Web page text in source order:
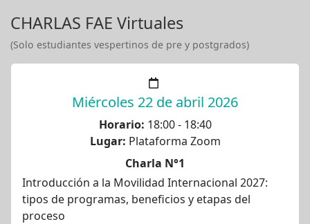
CHARLAS FAE Virtuales
(Solo estudiantes vespertinos de pre y postgrados)
Miércoles 22 de abril 2026
Horario: 18:00 - 18:40
Lugar: Plataforma Zoom
Charla N°1
Introducción a la Movilidad Internacional 2027:
tipos de programas, beneficios y etapas del
proceso